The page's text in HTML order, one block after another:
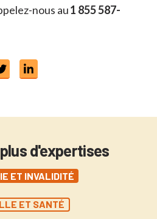
nous au1 855 587-
d'expertises
ET INVALIDITÉ
ET SANTÉ